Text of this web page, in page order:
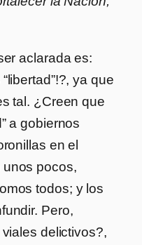
aclarada es:
ya que
tal. ¿Creen que
a gobiernos
en el
pocos,
todos; y los
Pero,
delictivos?,